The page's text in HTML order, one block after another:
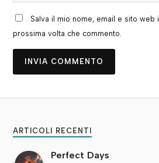
Salva il mio nome, email e sito
prossima volta che commento.
ARTICOLI RECENTI
Perfect Days